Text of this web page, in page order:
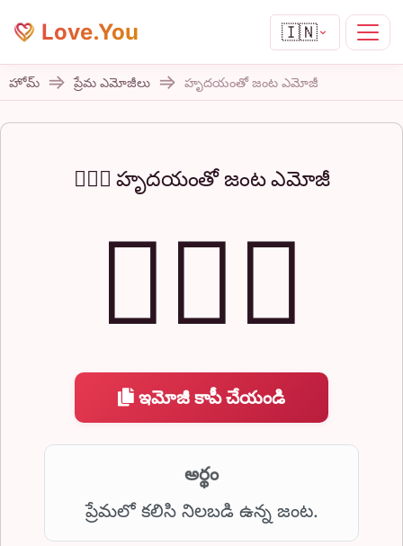
Love.You 🇮🇳
హోమ్ ప్రేమ ఎమోజీలు హృదయంతో జంట ఎమోజీ
👩‍❤️‍👨 హృదయంతో జంట ఎమోజీ
👩‍❤️‍👨
ఇమోజీ కాపీ చేయండి
అర్థం
ప్రేమలో కలిసి నిలబడి ఉన్న జంట.